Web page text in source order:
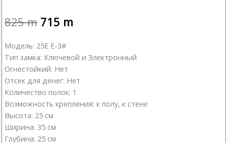
825m 715 m
Модель: 25E E-3#
Тип замка: Ключевой и Электронный
Огнестойкий: Нет
Отсек для денег: Нет
Количество полок: 1
Возможность крепления: к полу, к стене
Высота: 25 см
Ширина: 35 см
Глубина: 25 см